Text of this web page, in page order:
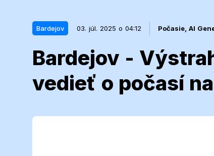
Bardejov 03. júl. 2025 o 04:12 Počasie, AI
Bardejov -
vedieť o počasí
03. júl. 2025 o 04:12
Bardejov -